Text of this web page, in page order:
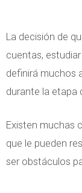
La decisión de
cuentas, estudiar
definirá muchos
durante la etapa
Existen muchas
que le pueden
ser obstáculos